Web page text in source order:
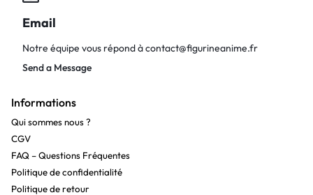
Email
Notre équipe vous répond àcontact@figurineanime.fr
Send a Message
Informations
Qui sommes nous ?
CGV
FAQ – Questions Fréquentes
Politique de confidentialité
Politique de retour